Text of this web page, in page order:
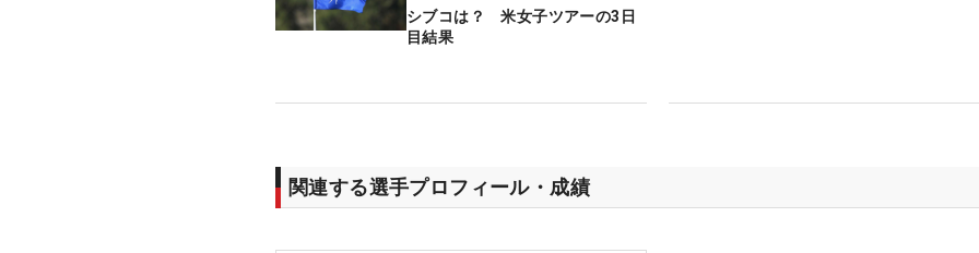
シブコは？ 米女子ツアーの3日
目結果
関連する選手プロフィール・成績